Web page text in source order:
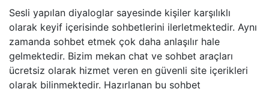
Sesli yapılan diyaloglar sayesinde kişiler karşılıklı
olarak keyif içerisinde sohbetlerini ilerletmektedir. Aynı
zamanda sohbet etmek çok daha anlaşılır hale
gelmektedir. Bizim mekan chat ve sohbet araçları
ücretsiz olarak hizmet veren en güvenli site içerikleri
olarak bilinmektedir. Hazırlanan bu sohbet